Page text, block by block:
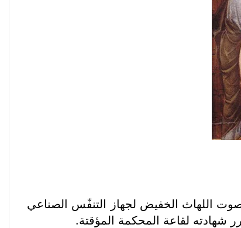
اللهاث الخفيض لجهاز التنفّس الصناعي
شهادته لقاعة المحكمة المؤقتة.